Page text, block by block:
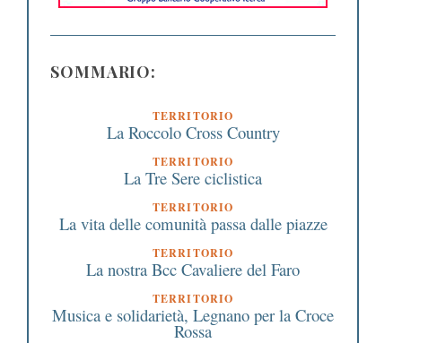
SOMMARIO:
TERRITORIO
La Roccolo Cross Country
TERRITORIO
La Tre Sere ciclistica
TERRITORIO
La vita delle comunità passa dalle piazze
TERRITORIO
La nostra Bcc Cavaliere del Faro
TERRITORIO
Musica e solidarietà, Legnano per la Croce
Rossa